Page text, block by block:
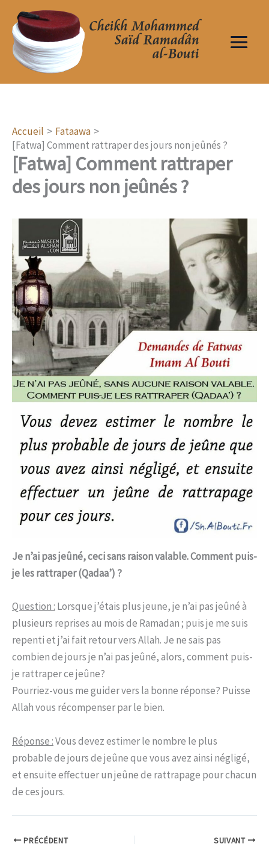
contenu
Accueil
Fataawa
[Fatwa] Comment rattraper des jours non jeûnés ?
[Fatwa] Comment rattraper
des jours non jeûnés ?
Je n’ai pas jeûné, ceci sans raison valable. Comment puis-
je les rattraper (Qadaa’) ?
Question : Lorsque j’étais plus jeune, je n’ai pas jeûné à
plusieurs reprises au mois de Ramadan ; puis je me suis
repenti et j’ai fait retour vers Allah. Je ne sais pas
combien de jours je n’ai pas jeûné, alors, comment puis-
je rattraper ce jeûne?
Pourriez-vous me guider vers la bonne réponse? Puisse
Allah vous récompenser par le bien.
Réponse :Vous devez estimer le nombre le plus
probable de jours de jeûne que vous avez ainsi négligé,
et ensuite effectuer un jeûne de rattrapage pour chacun
de ces jours.
PRÉCÉDENT SUIVANT